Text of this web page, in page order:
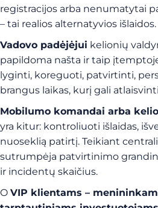
registracijos arba nenumatytai
– tai realios alternatyvios išlaidos.
Vadovo padėjėjui kelionių
papildoma našta ir taip
lyginti, koreguoti, patvirtinti,
brangus laikas, kurį gali atlaisvinti
Mobilumo komandai arba
yra kitur: kontroliuoti išlaidas,
nuoseklią patirtį. Teikiant
sutrumpėja patvirtinimo
ir incidentų skaičius.
O VIP klientams –